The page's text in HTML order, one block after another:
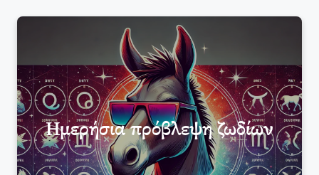
Ημερήσια πρόβλεψη ζωδίων